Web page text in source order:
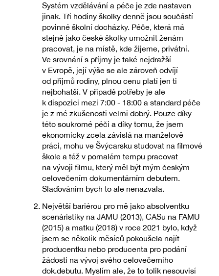
Systém vzdělávání a péče je zde nastaven
jinak. Tři hodiny školky denně jsou součástí
povinné školní docházky. Péče, která má
stejně jako české školky umožnit ženám
pracovat, je na místě, kde žijeme, privátní.
Ve srovnání s příjmy je také nejdražší
v Evropě, její výše se ale zároveň odvíjí
od příjmů rodiny, plnou cenu platí jen ti
nejbohatší. V případě potřeby je ale
k dispozici mezi 7:00 - 18:00 a standard péče
je z mé zkušenosti velmi dobrý. Pouze díky
této soukromé péči a díky tomu, že jsem
ekonomicky zcela závislá na manželově
práci, mohu ve Švýcarsku studovat na filmové
škole a též v pomalém tempu pracovat
na vývoji filmu, který měl být mým českým
celovečením dokumentárním debutem.
Slaďováním bych to ale nenazvala.
Největší bariérou pro mě jako absolventku
scenáristiky na JAMU (2013), CASu na FAMU
(2015) a matku (2018) v roce 2021 bylo, když
jsem se několik měsíců pokoušela najít
producentku nebo producenta pro podání
žádosti na vývoj svého celovečerního
dok.debutu. Myslím ale, že to tolik nesouvisí